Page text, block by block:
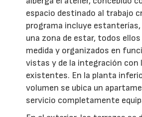
espacio destinado al trabajo
programa incluye
una zona de estar, todos
medida y organizados en
vistas y de la integración con
existentes. En la planta
volumen se ubica un
servicio completamente